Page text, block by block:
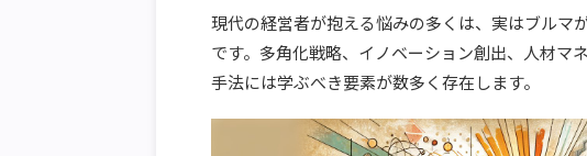
現代の経営者が抱える悩みの多くは、実はブルマ
です。多角化戦略、イノベーション創出、人材マ
手法には学ぶべき要素が数多く存在します。